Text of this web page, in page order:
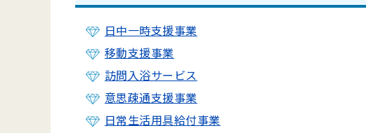
日中一時支援事業
移動支援事業
訪問入浴サービス
意思疎通支援事業
日常生活用具給付事業